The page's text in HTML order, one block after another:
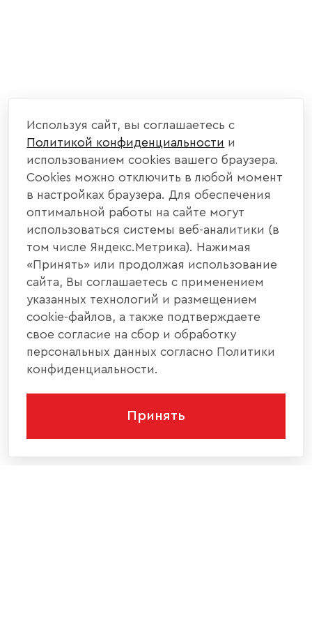
Используя сайт, вы соглашаетесь с
Политикой конфиденциальности и
использованием cookies вашего браузера.
Cookies можно отключить в любой момент
в настройках браузера. Для обеспечения
оптимальной работы на сайте могут
использоваться системы веб-аналитики (в
том числе Яндекс.Метрика). Нажимая
«Принять» или продолжая использование
сайта, Вы соглашаетесь с применением
указанных технологий и размещением
cookie-файлов, а также подтверждаете
свое согласие на сбор и обработку
персональных данных согласно Политики
конфиденциальности.
Принять